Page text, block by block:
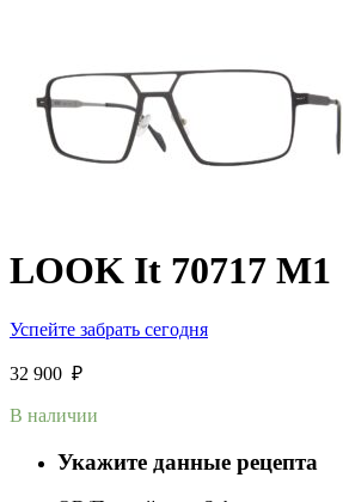
LOOK It 70717 M1
Успейте забрать сегодня
32 900 ₽
В наличии
Укажите данные рецепта